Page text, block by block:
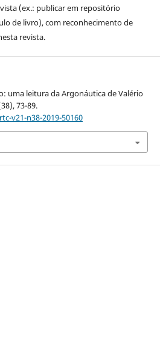
(ex.: publicar em repositório
de livro), com reconhecimento de
revista.
uma leitura da Argonáutica de Valério
73-89.
v21-n38-2019-50160